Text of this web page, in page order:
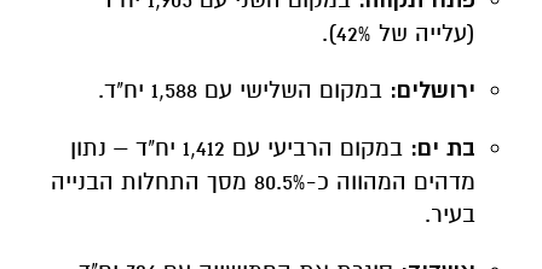
בת ים:
בעיר.
אשדוד:סוגרת את החמישייה עם 736 יח"ד.
נתון בולט נוסף שייך ל